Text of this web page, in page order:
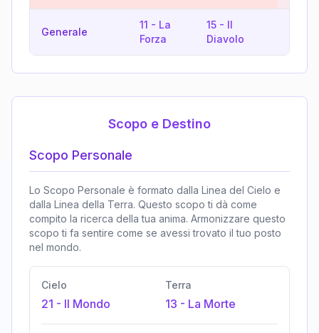
Generale
11 - La
Forza
15 - Il
Diavolo
Scopo e Destino
Scopo Personale
Lo Scopo Personale è formato dalla Linea del Cielo e
dalla Linea della Terra. Questo scopo ti dà come
compito la ricerca della tua anima. Armonizzare questo
scopo ti fa sentire come se avessi trovato il tuo posto
nel mondo.
Cielo
21 - Il Mondo
Terra
13 - La Morte